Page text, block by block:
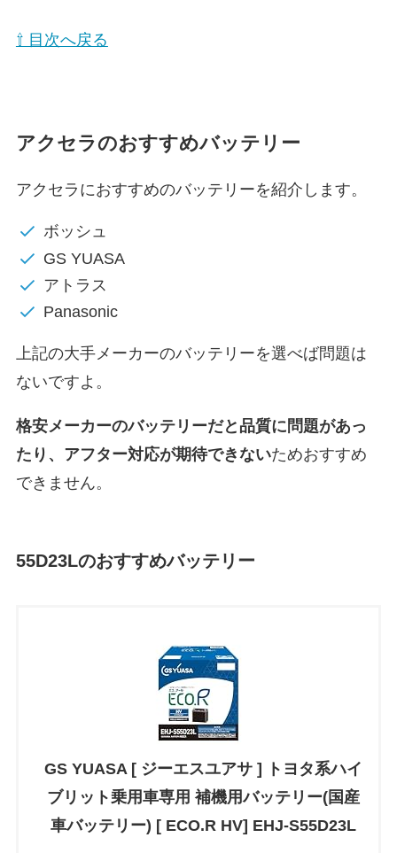
⇧ 目次へ戻る
アクセラのおすすめバッテリー
アクセラにおすすめのバッテリーを紹介します。
ボッシュ
GS YUASA
アトラス
Panasonic
上記の大手メーカーのバッテリーを選べば問題は
ないですよ。
格安メーカーのバッテリーだと 品質に問題があっ
たり、アフター対応が期待できないためおすすめ
できません。
55D23Lのおすすめバッテリー
GS YUASA [ ジーエスユアサ ] トヨタ系ハイ
ブリット乗用車専用 補機用バッテリー(国産
車バッテリー) [ ECO.R HV] EHJ-S55D23L